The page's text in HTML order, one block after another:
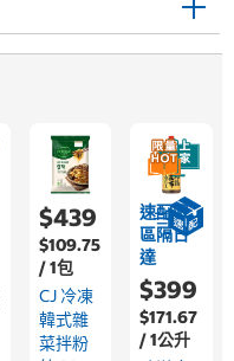
$439
$109.75
/ 1包
CJ 冷凍
韓式雜
菜拌粉
速配限
區隔日
達
$399
$171.67
/ 1公升